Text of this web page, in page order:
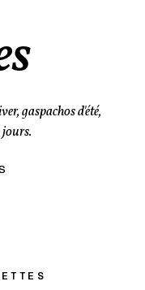
gaspachos d'été,